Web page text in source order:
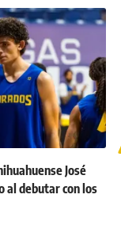
José
al debutar con los